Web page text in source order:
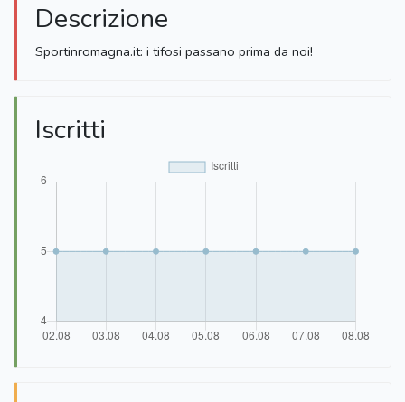
Descrizione
Sportinromagna.it: i tifosi passano prima da noi!
Iscritti